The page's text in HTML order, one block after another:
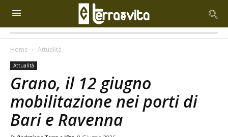
Home Attualità
Attualità
Grano, il 12 giugno
mobilitazione nei porti di
Bari e Ravenna